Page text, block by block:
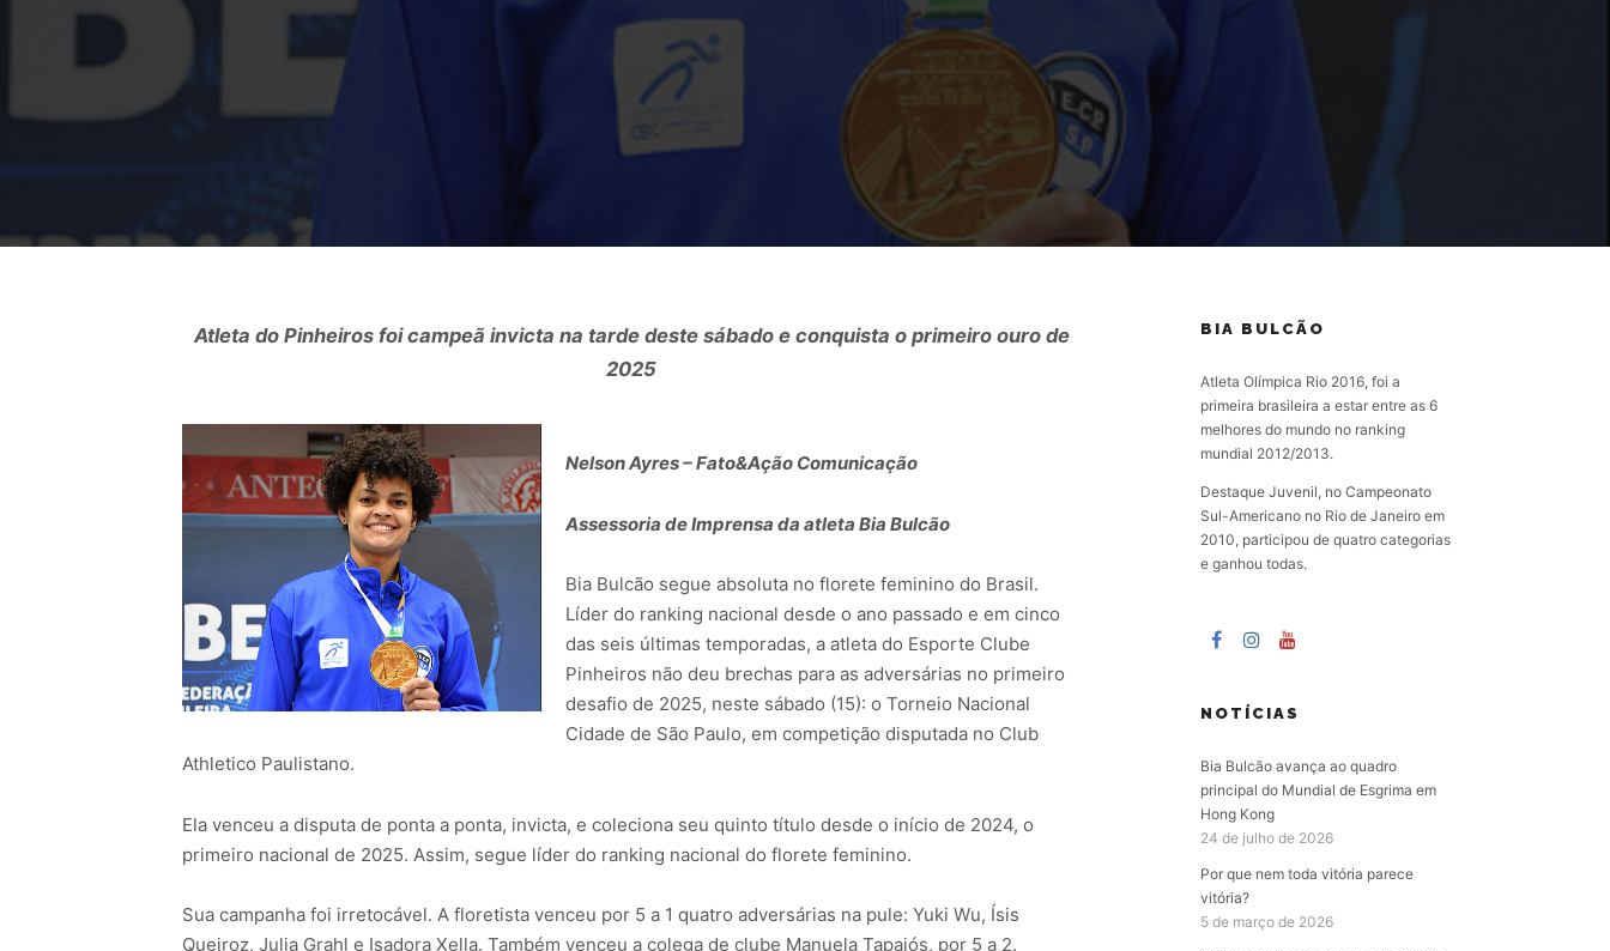
Atleta do Pinheiros foi campeã invicta na tarde deste sábado e conquista o primeiro ouro de
2025
Nelson Ayres – Fato&Ação Comunicação
Assessoria de Imprensa da atleta Bia Bulcão
Bia Bulcão segue absoluta no florete feminino do Brasil.
Líder do ranking nacional desde o ano passado e em cinco
das seis últimas temporadas, a atleta do Esporte Clube
Pinheiros não deu brechas para as adversárias no primeiro
desafio de 2025, neste sábado (15): o Torneio Nacional
Cidade de São Paulo, em competição disputada no Club
Athletico Paulistano.
Ela venceu a disputa de ponta a ponta, invicta, e coleciona seu quinto título desde o início de 2024, o
primeiro nacional de 2025. Assim, segue líder do ranking nacional do florete feminino.
Sua campanha foi irretocável. A floretista venceu por 5 a 1 quatro adversárias na pule: Yuki Wu, Ísis
Queiroz, Julia Grahl e Isadora Xella. Também venceu a colega de clube Manuela Tapajós, por 5 a 2.
BIA BULCÃO
Atleta Olímpica Rio 2016, foi a
primeira brasileira a estar entre as 6
melhores do mundo no ranking
mundial 2012/2013.
Destaque Juvenil, no Campeonato
Sul-Americano no Rio de Janeiro em
2010, participou de quatro categorias
e ganhou todas.
NOTÍCIAS
Bia Bulcão avança ao quadro
principal do Mundial de Esgrima em
Hong Kong
24 de julho de 2026
Por que nem toda vitória parece
vitória?
5 de março de 2026